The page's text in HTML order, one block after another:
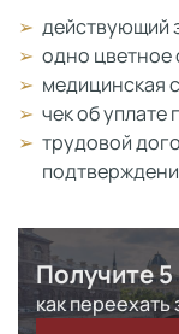
действующий
одно цветное
медицинская
чек об уплате
трудовой
Получите
как переехать